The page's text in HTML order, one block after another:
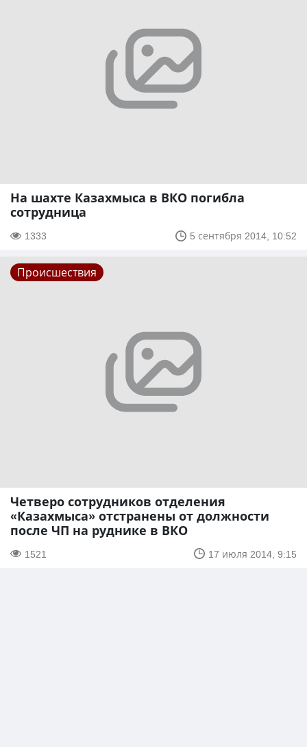
На шахте Казахмыса в ВКО погибла
сотрудница
1333 5 сентября 2014, 10:52
Происшествия
Четверо сотрудников отделения
«Казахмыса» отстранены от должности
после ЧП на руднике в ВКО
1521 17 июля 2014, 9:15